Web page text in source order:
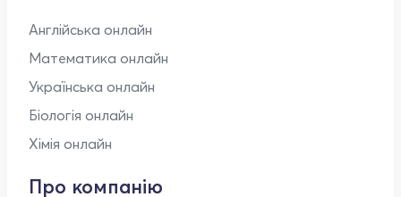
Англійська онлайн
Математика онлайн
Українська онлайн
Біологія онлайн
Хімія онлайн
Про компанію